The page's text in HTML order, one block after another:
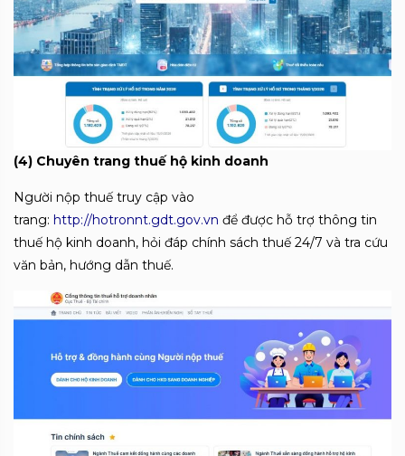
(4) Chuyên trang thuế hộ kinh doanh
Người nộp thuế truy cập vào
trang: http://hotronnt.gdt.gov.vn để được hỗ trợ thông tin
thuế hộ kinh doanh, hỏi đáp chính sách thuế 24/7 và tra cứu
văn bản, hướng dẫn thuế.